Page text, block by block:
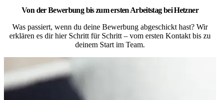
Von der Bewerbung bis zum ersten Arbeitstag bei Hetzner
Was passiert, wenn du deine Bewerbung abgeschickt hast? Wir
erklären es dir hier Schritt für Schritt – vom ersten Kontakt bis zu
deinem Start im Team.